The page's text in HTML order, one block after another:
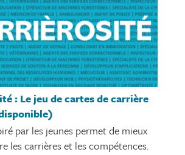
: Le jeu de cartes de carrière
par les jeunes permet de mieux
les carrières et les compétences.